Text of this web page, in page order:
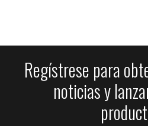
Regístrese para
noticias y